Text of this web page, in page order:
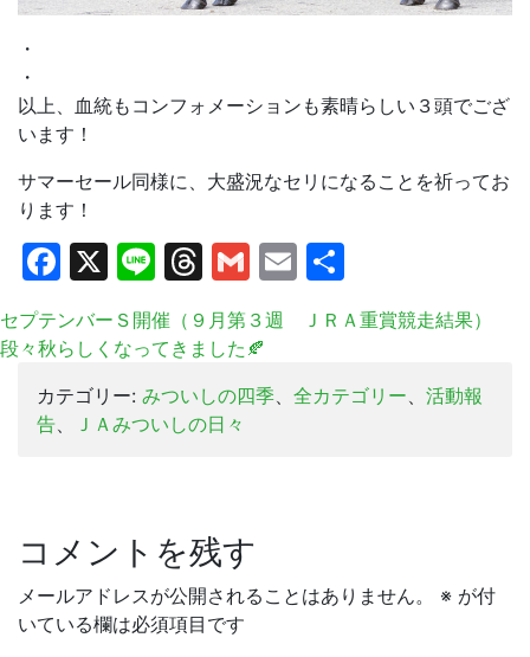
・
・
以上、血統もコンフォメーションも素晴らしい３頭でござ
います！
サマーセール同様に、大盛況なセリになることを祈ってお
ります！
Facebook
X LineThreads
Gmail
Email
有
セプテンバーＳ開催（９月第３週 ＪＲＡ重賞競走結果）
段々秋らしくなってきました🍂
カテゴリー: みついしの四季 全カテゴリー
活動報
告
ＪＡみついしの日々
コメントを残す
メールアドレスが公開されることはありません。 ※ が付
いている欄は必須項目です